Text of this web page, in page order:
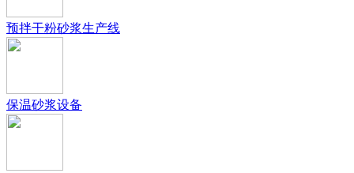
预拌干粉砂浆生产线
保温砂浆设备